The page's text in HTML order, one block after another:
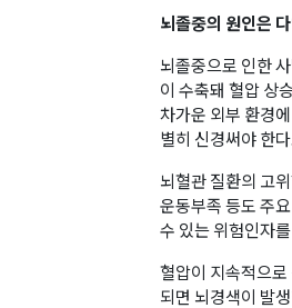
뇌졸중의 원인은
뇌졸중으로 인한
이 수축돼 혈압 상
차가운 외부 환경
별히 신경써야 한다.
뇌혈관 질환의 고
운동부족 등도 주
수 있는 위험인자
혈압이 지속적으
되면 뇌경색이 발